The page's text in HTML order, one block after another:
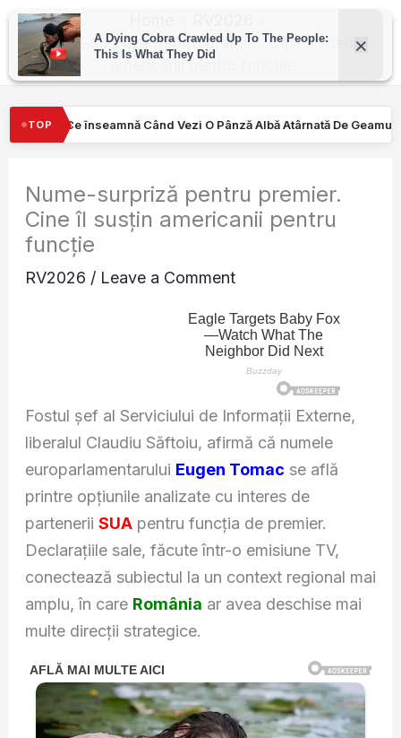
Skip
content
Nume-surpriză pentru premier. Cine îl susțin
americanii pentru funcție
TOP
Vezi O Pânză Albă Atârnată De Geamul Unei Mașini. Semnalul…
Nume-surpriză pentru premier.
Cine îl susțin americanii pentru
funcție
RV2026 / Leave a Comment
Fostul șef al Serviciului de Informații Externe,
liberalul Claudiu Săftoiu, afirmă că numele
europarlamentarului Eugen Tomac se află
printre opțiunile analizate cu interes de
partenerii SUApentru funcția de premier.
Declarațiile sale, făcute într-o emisiune TV,
conectează subiectul la un context regional mai
amplu, în care România ar avea deschise mai
multe direcții strategice.